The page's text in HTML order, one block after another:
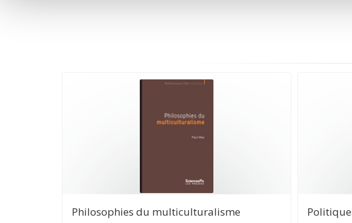
Philosophies du multiculturalisme